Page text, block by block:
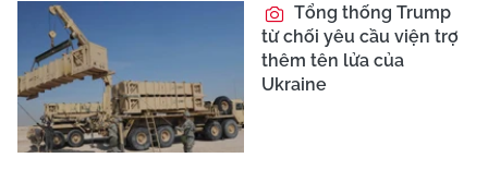
Tổng thống Trump
từ chối yêu cầu viện trợ
thêm tên lửa của
Ukraine